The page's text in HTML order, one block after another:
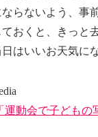
らないよう、事
おくと、きっと
はいいお天気に
運動会で子どもの